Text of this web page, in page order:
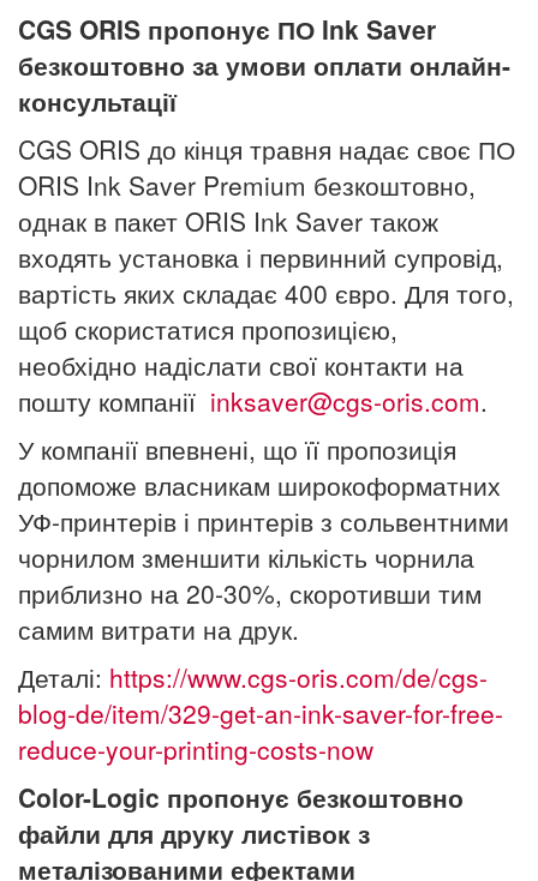
CGS ORIS пропонує ПО Ink Saver
безкоштовно за умови оплати онлайн-
консультації
CGS ORIS до кінця травня надає своє ПО
ORIS Ink Saver Premium безкоштовно,
однак в пакет ORIS Ink Saver також
входять установка і первинний супровід,
вартість яких складає 400 євро. Для того,
щоб скористатися пропозицією,
необхідно надіслати свої контакти на
пошту компанії inksaver@cgs-oris.com.
У компанії впевнені, що її пропозиція
допоможе власникам широкоформатних
УФ-принтерів і принтерів з сольвентними
чорнилом зменшити кількість чорнила
приблизно на 20-30%, скоротивши тим
самим витрати на друк.
Деталі: https://www.cgs-oris.com/de/cgs-
blog-de/item/329-get-an-ink-saver-for-free-
reduce-your-printing-costs-now
Color-Logic пропонує безкоштовно
файли для друку листівок з
металізованими ефектами